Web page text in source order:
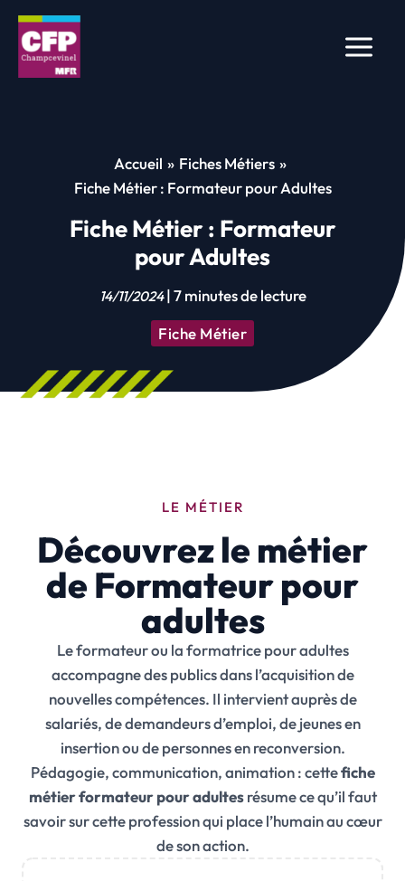
Aller
contenu
Accueil
Fiches Métiers
Fiche Métier : Formateur pour Adultes
Fiche Métier : Formateur
pour Adultes
14/11/2024|7 minutes de lecture
Fiche Métier
LE MÉTIER
Découvrez le métier
de Formateur pour
adultes
Le formateur ou la formatrice pour adultes
accompagne des publics dans l’acquisition de
nouvelles compétences. Il intervient auprès de
salariés, de demandeurs d’emploi, de jeunes en
insertion ou de personnes en reconversion.
Pédagogie, communication, animation : cettefiche
métier formateur pour adultesrésume ce qu’il faut
savoir sur cette profession qui place l’humain au cœur
de son action.